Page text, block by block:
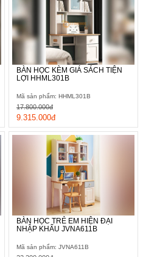
BÀN HỌC KÈM GIÁ SÁCH TIỆN
LỢI HHML301B
Mã sản phẩm: HHML301B
9.315.000đ
17.800.000đ
BÀN HỌC TRẺ EM HIỆN ĐẠI
NHẬP KHẨU JVNA611B
Mã sản phẩm: JVNA611B